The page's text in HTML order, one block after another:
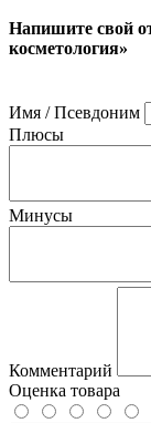
Напишите свой
косметология»
Имя / Псевдоним
Плюсы
Минусы
Комментарий
Оценка товара